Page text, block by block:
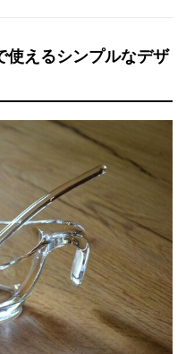
使えるシンプルなデザ